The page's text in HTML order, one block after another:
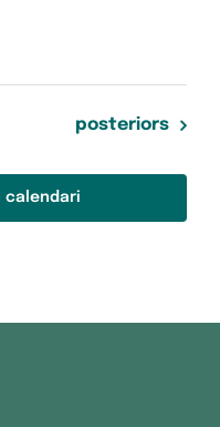
Esdeveniments
posteriors
calendari